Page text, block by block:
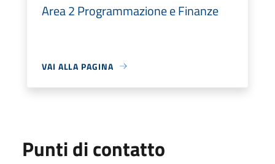
Area 2 Programmazione e Finanze
VAI ALLA PAGINA
Punti di contatto